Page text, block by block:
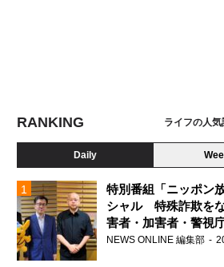
RANKING ライフの人
Daily
特別番組「ニッポン
シャル 特殊詐欺を
害者・加害者・警視
リュウの実態～」放
NEWS ONLINE 編集部